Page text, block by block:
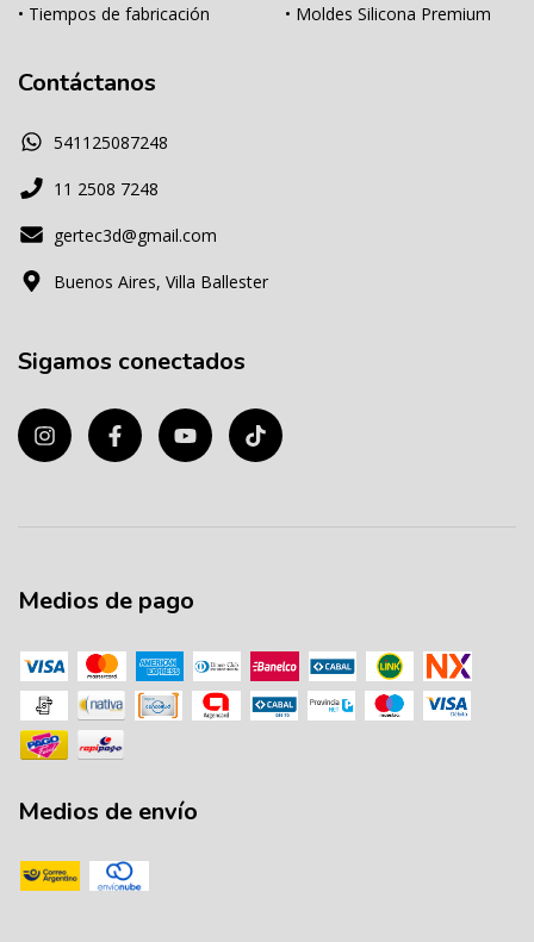
• Tiempos de fabricación • Moldes Silicona Premium
Contáctanos
541125087248
11 2508 7248
gertec3d@gmail.com
Buenos Aires, Villa Ballester
Sigamos conectados
Medios de pago
Medios de envío